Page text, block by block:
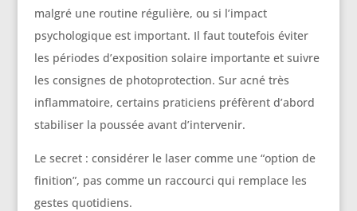
malgré une routine régulière, ou si l’impact
psychologique est important. Il faut toutefois éviter
les périodes d’exposition solaire importante et suivre
les consignes de photoprotection. Sur acné très
inflammatoire, certains praticiens préfèrent d’abord
stabiliser la poussée avant d’intervenir.
Le secret : considérer le laser comme une “option de
finition”, pas comme un raccourci qui remplace les
gestes quotidiens.